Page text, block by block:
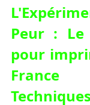
Peur : Le
pour
France